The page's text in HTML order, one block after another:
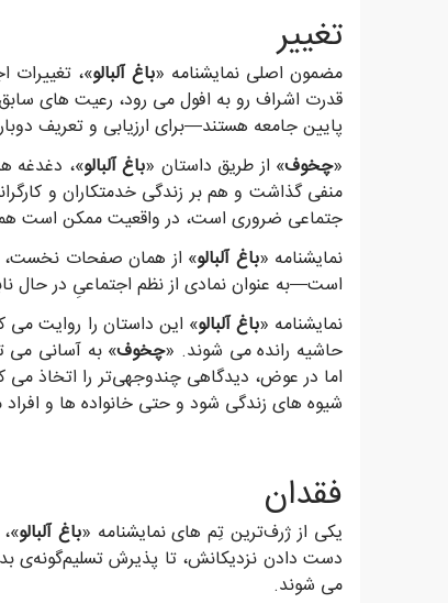
تغییر
مضمون اصلی نمایشنامه «باغ آلبالو
قدرت اشراف رو به افول می رود، رعیت های
پایین جامعه هستند—برای ارزیابی و تعریف
«چخوف» از طریق داستان «باغ آلبالو»، دغدغه
منفی گذاشت و هم بر زندگی خدمتکاران و
جتماعی ضروری است، در واقعیت ممکن است همان
نمایشنامه «باغ آلبالو» از همان صفحات نخست،
است—به عنوان نمادی از نظم اجتماعیِ در
نمایشنامه «باغ آلبالو» این داستان را روایت می
حاشیه رانده می شوند. «چخوف» به آسانی می
اما در عوض، دیدگاهی چندوجهی‌تر را اتخاذ
شیوه های زندگی شود و حتی خانواده ها و
فقدان
یکی از ژرف‌ترین تِم های نمایشنامه «باغ آلبالو
دست دادن نزدیکانش، تا پذیرش تسلیم‌گونه‌ی
می شوند.